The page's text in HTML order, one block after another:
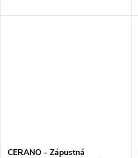
CERANO - Zápustná